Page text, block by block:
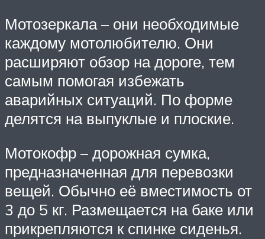
Мотозеркала – они необходимые
каждому мотолюбителю. Они
расширяют обзор на дороге, тем
самым помогая избежать
аварийных ситуаций. По форме
делятся на выпуклые и плоские.
Мотокофр – дорожная сумка,
предназначенная для перевозки
вещей. Обычно её вместимость от
3 до 5 кг. Размещается на баке или
прикрепляются к спинке сиденья.